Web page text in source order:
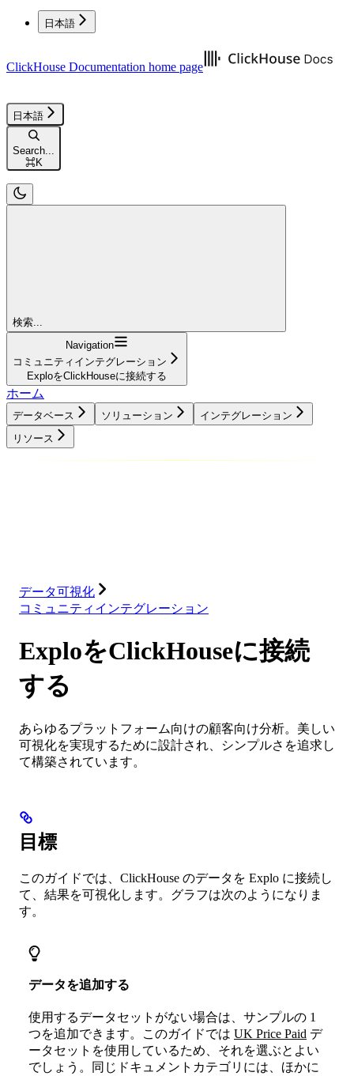
日本語
ClickHouse Documentation home page
日本語
Search...
⌘K
検索...
Navigation
コミュニティインテグレーション
ExploをClickHouseに接続する
ホーム
データベース ソリューション
インテグレーション
リソース
データ可視化
コミュニティインテグレーション
ExploをClickHouseに接続
する
あらゆるプラットフォーム向けの顧客向け分析。美しい
可視化を実現するために設計され、シンプルさを追求し
て構築されています。
目標
このガイドでは、ClickHouse のデータを Explo に接続し
て、結果を可視化します。グラフは次のようになりま
す。
データを追加する
使用するデータセットがない場合は、サンプルの 1
つを追加できます。このガイドでは UK Price Paid デ
ータセットを使用しているため、それを選ぶとよい
でしょう。同じドキュメントカテゴリには、ほかに